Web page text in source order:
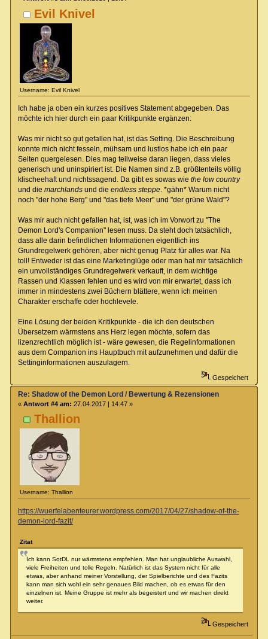
Evil Knivel
Username: Evil Knivel
Ich habe ja oben ein kurzes positives Statement abgegeben. Das
möchte ich hier durch ein paar Kritikpunkte ergänzen:
Was mir nicht so gut gefallen hat, ist das Setting. Die Beschreibung
konnte mich nicht fesseln, mühsam und lustlos habe ich ein paar
Seiten quergelesen. Dies mag teilweise daran liegen, dass vieles
generisch und uninspiriert ist. Die Namen sind z.B. größtenteils völlig
klischeehaft und nichtssagend. Da gibt es sowas wie the low country
und die marchlands und die endless steppe. *gähn* Warum nicht
noch "der hohe Berg" und "das tiefe Meer" und "der grüne Wald"?
Was mir auch nicht gefallen hat, ist, was ich im Vorwort zu "The
Demon Lord's Companion" lesen muss. Da steht doch tatsächlich,
dass alle darin befindlichen Informationen eigentlich ins
Grundregelwerk gehören, aber nicht genug Platz für alles war. Na
toll! Entweder ist das eine Marketinglüge oder man hat mir tatsächlich
ein unvollständiges Grundregelwerk verkauft, in dem wichtige
Rassen und Klassen fehlen und es wird von mir erwartet, dass ich
immer in mindestens zwei Büchern blättere, wenn ich meinen
Charakter erschaffe oder hochlevele.
Eine Lösung der beiden Kritikpunkte - die ich den deutschen
Übersetzern wärmstens ans Herz legen möchte, sofern das
lizenzrechtlich möglich ist - wäre gewesen, die Regelinformationen
aus dem Companion ins Hauptbuch mit aufzunehmen und dafür die
Settinginformationen auszulagern.
Gespeichert
Thallion
Username: Thallion
Re: Shadow of the Demon Lord / Bewertung & Rezensionen
« Antwort #4 am: 27.04.2017 | 14:47 »
https://wuerfelabenteurer.wordpress.com/2017/04/27/shadow-of-the-
demon-lord-fazit/
Zitat
Ich kann SotDL nur wärmstens empfehlen. Man hat unglaubliche Auswahl,
viele Freiheiten und tolle Regeln. Natürlich ist das System nicht für alle
etwas, aber anhand meiner Vorstellung, der Spielberichte und des Fazits
kann man sich wohl ein sehr genaues Bild machen, ob es etwas für den
einzelnen ist. Meine Gruppe ist mehr als begeistert und wir machen direkt
weiter.
Gespeichert